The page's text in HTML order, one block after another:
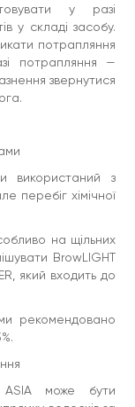
волосків
ALCOHOL,
CASTOR OIL,
20, GLYCERIN,
SPINOSA KERNEL
PEG-100
SODIUM
GLYCOL, PARFUM,
ALCOHOL.
у разі
у складі засобу.
потрапляння
потрапляння —
звернутися
використаний з
перебіг хімічної
на щільних
BrowLIGHT
який входить до
рекомендовано
ASIA може бути